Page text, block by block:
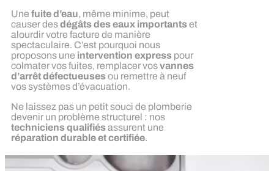
Une fuite d’eau, même minime, peut
causer desdégâts des eaux importantset
alourdir votre facture de manière
spectaculaire. C’est pourquoi nous
proposons une intervention express pour
colmater vos fuites, remplacer vosvannes
d’arrêt défectueusesou remettre à neuf
vos systèmes d’évacuation.
Ne laissez pas un petit souci de plomberie
devenir un problème structurel : nos
techniciens qualifiésassurent une
réparation durable et certifiée.